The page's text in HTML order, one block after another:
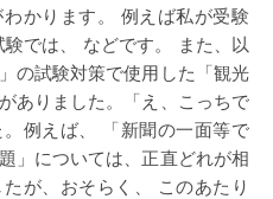
かります。 例えば私が受験
では、 などです。 また、以
の試験対策で使用した「観光
ありました。「え、こっちで
例えば、 「新聞の一面等で
」については、正直どれが相
が、おそらく、 このあたり